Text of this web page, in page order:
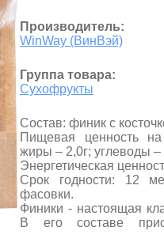
Производитель:
WinWay (ВинВэй)
Группа товара:
Сухофрукты
Состав: финик с
Пищевая ценность на
жиры – 2,0г; углеводы –
Энергетическая
Срок годности: 12
фасовки.
Финики - настоящая
В его составе